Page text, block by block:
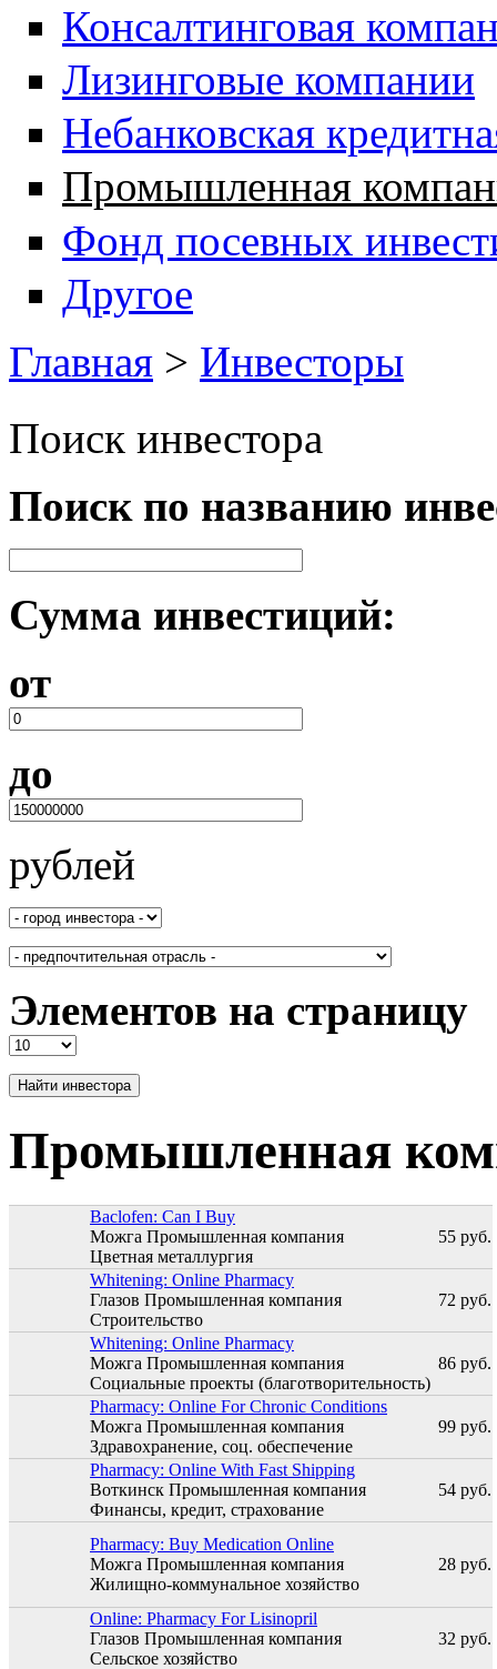
Консалтинговая
Лизинговые компании
Небанковская
Промышленная
Фонд посевных
Другое
Вы здесь
Главная > Инвесторы
Поиск инвестора
Поиск по названию
Сумма инвестиций:
от
до
рублей
Элементов на страницу
Промышленная
Baclofen: Can I Buy
Можга Промышленная компания
Цветная металлургия
55 руб.
Whitening: Online Pharmacy
Глазов Промышленная компания
Строительство
72 руб.
Whitening: Online Pharmacy
Можга Промышленная компания
Социальные проекты (благотворительность)
86 руб.
Pharmacy: Online For Chronic Conditions
Можга Промышленная компания
Здравохранение, соц. обеспечение
99 руб.
Pharmacy: Online With Fast Shipping
Воткинск Промышленная компания
Финансы, кредит, страхование
54 руб.
Pharmacy: Buy Medication Online
Можга Промышленная компания
Жилищно-коммунальное хозяйство
28 руб.
Online: Pharmacy For Lisinopril
Глазов Промышленная компания
Сельское хозяйство
32 руб.